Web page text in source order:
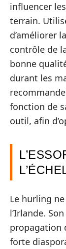
influencer
terrain.
d’améliorer
contrôle de
bonne
durant les
fonction de
outil, afin
Le hurling
l’Irlande.
propagation
forte